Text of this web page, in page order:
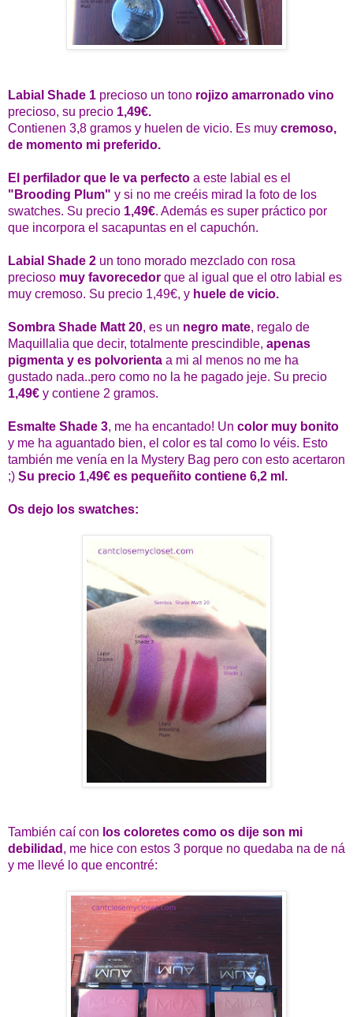
Labial Shade 1 precioso un tono rojizo amarronado vino
precioso, su precio 1,49€.
Contienen 3,8 gramos y huelen de vicio. Es muy cremoso,
de momento mi preferido.
El perfilador que le va perfecto a este labial es el
"Brooding Plum" y si no me creéis mirad la foto de los
swatches. Su precio 1,49€. Además es super práctico por
que incorpora el sacapuntas en el capuchón.
Labial Shade 2 un tono morado mezclado con rosa
precioso muy favorecedor que al igual que el otro labial es
muy cremoso. Su precio 1,49€, y huele de vicio.
Sombra Shade Matt 20, es un negro mate, regalo de
Maquillalia que decir, totalmente prescindible, apenas
pigmenta y es polvorienta a mi al menos no me ha
gustado nada..pero como no la he pagado jeje. Su precio
1,49€ y contiene 2 gramos.
Esmalte Shade 3, me ha encantado! Un color muy bonito
y me ha aguantado bien, el color es tal como lo véis. Esto
también me venía en la Mystery Bag pero con esto acertaron
;) Su precio 1,49€ es pequeñito contiene 6,2 ml.
Os dejo los swatches:
También caí con los coloretes como os dije son mi
debilidad , me hice con estos 3 porque no quedaba na de ná
y me llevé lo que encontré: